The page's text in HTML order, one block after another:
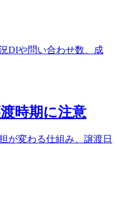
DIや問い合わせ数、成
時期に注意
が変わる仕組み、譲渡日